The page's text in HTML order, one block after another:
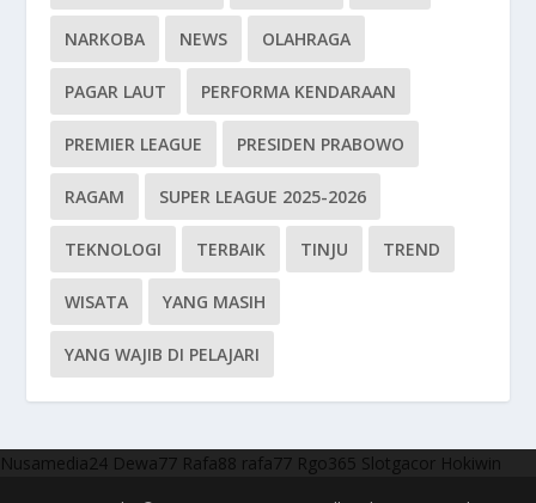
NARKOBA NEWS OLAHRAGA
PAGAR LAUT PERFORMA KENDARAAN
PREMIER LEAGUE PRESIDEN PRABOWO
RAGAM SUPER LEAGUE 2025-2026
TEKNOLOGI TERBAIK TINJU TREND
WISATA YANG MASIH
YANG WAJIB DI PELAJARI
Nusamedia24 Dewa77 Rafa88 rafa77 Rgo365 Slotgacor Hokiwin